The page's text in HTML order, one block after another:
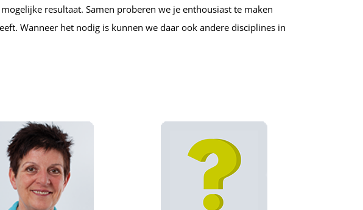
resultaat. Samen proberen we je enthousiast te maken
Wanneer het nodig is kunnen we daar ook andere disciplines in